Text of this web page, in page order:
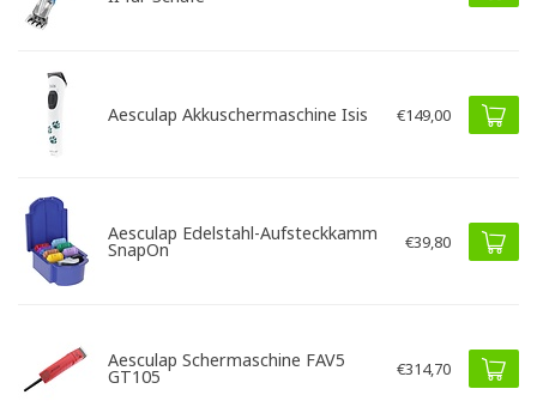
Aesculap Akkuschermaschine Isis €149,00
Aesculap Edelstahl-Aufsteckkamm
SnapOn €39,80
Aesculap Schermaschine FAV5
GT105 €314,70